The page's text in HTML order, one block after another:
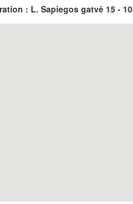
: L. Sapiegos gatvė 15 -